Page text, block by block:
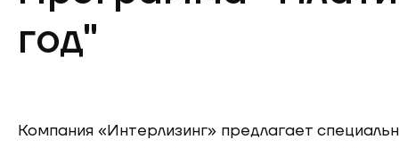
год"
Компания «Интерлизинг» предлагает